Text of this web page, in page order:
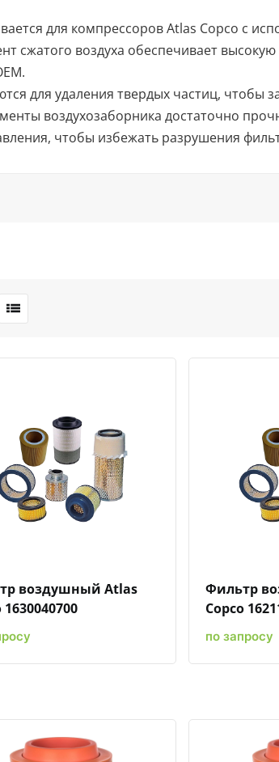
для компрессоров Atlas Copco с
сжатого воздуха обеспечивает
для удаления твердых частиц, чтобы
воздухозаборника достаточно
чтобы избежать разрушения
Быстрый просмотрДобавить к сравнениюДобавить в избранное
воздушный Atlas
1630040700
Фильтр
Copco
по запросу